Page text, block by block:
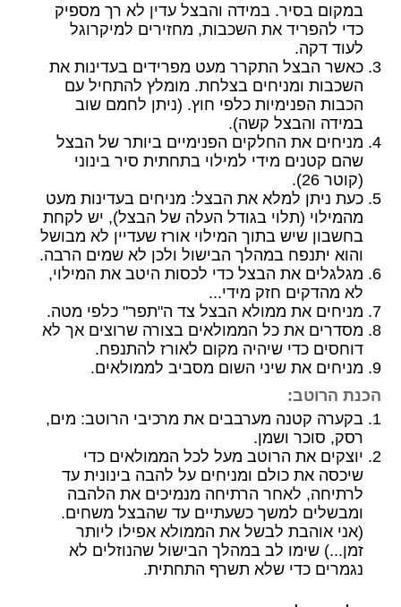
במקום בסיר. במידה והבצל עדין לא רך מספיק
כדי להפריד את השכבות, מחזירים למיקרוגל
לעוד דקה.
כאשר הבצל התקרר מעט מפרידים בעדינות את
השכבות ומניחים בצלחת. מומלץ להתחיל עם
הכבות הפנימיות כלפי חוץ. (ניתן לחמם שוב
במידה והבצל קשה).
מניחים את החלקים הפנימיים ביותר של הבצל
שהם קטנים מידי למילוי בתחתית סיר בינוני
(קוטר 26).
כעת ניתן למלא את הבצל: מניחים בעדינות מעט
מהמילוי (תלוי בגודל העלה של הבצל), יש לקחת
בחשבון שיש בתוך המילוי אורז שעדיין לא מבושל
והוא יתנפח במהלך הבישול ולכן לא שמים הרבה.
מגלגלים את הבצל כדי לכסות היטב את המילוי,
לא מהדקים חזק מידי...
מניחים את ממולא הבצל צד ה"תפר" כלפי מטה.
מסדרים את כל הממולאים בצורה שרוצים אך לא
דוחסים כדי שיהיה מקום לאורז להתנפח.
מניחים את שיני השום מסביב לממולאים.
הכנת הרוטב:
בקערה קטנה מערבבים את מרכיבי הרוטב: מים,
רסק, סוכר ושמן.
יוצקים את הרוטב מעל לכל הממולאים כדי
שיכסה את כולם ומניחים על להבה בינונית עד
לרתיחה, לאחר הרתיחה מנמיכים את הלהבה
ומבשלים למשך כשעתיים עד שהבצל משחים.
(אני אוהבת לבשל את הממולא אפילו ליותר
זמן...) שימו לב במהלך הבישול שהנוזלים לא
נגמרים כדי שלא תשרף התחתית.